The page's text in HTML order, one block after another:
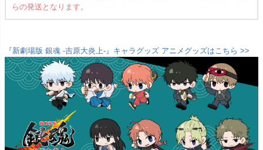
らの発送となります。
『新劇場版 銀魂 -吉原大炎上-』キャラグッズ アニメグッズはこちら >>